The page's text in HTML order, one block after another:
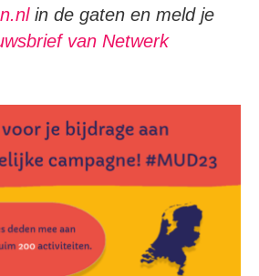
in de gaten en meld je
van Netwerk